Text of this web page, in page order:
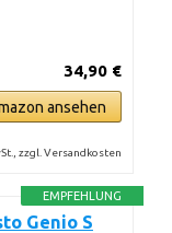
34,90 €
ansehen
zzgl. Versandkosten
EMPFEHLUNG
Genio S